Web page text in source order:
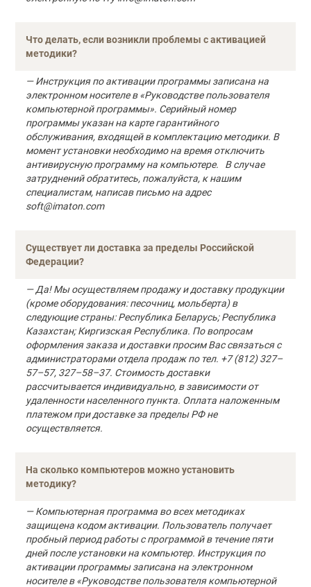
Что делать, если возникли проблемы с активацией
методики?
— Инструкция по активации программы записана на
электронном носителе в «Руководстве пользователя
компьютерной программы». Серийный номер
программы указан на карте гарантийного
обслуживания, входящей в комплектацию методики. В
момент установки необходимо на время отключить
антивирусную программу на компьютере. В случае
затруднений обратитесь, пожалуйста, к нашим
специалистам, написав письмо на адрес
soft@imaton.com
Существует ли доставка за пределы Российской
Федерации?
— Да! Мы осуществляем продажу и доставку продукции
(кроме оборудования: песочниц, мольберта) в
следующие страны: Республика Беларусь; Республика
Казахстан; Киргизская Республика. По вопросам
оформления заказа и доставки просим Вас связаться с
администраторами отдела продаж по тел. +7 (812) 327–
57–57, 327–58–37. Стоимость доставки
рассчитывается индивидуально, в зависимости от
удаленности населенного пункта. Оплата наложенным
платежом при доставке за пределы РФ не
осуществляется.
На сколько компьютеров можно установить
методику?
— Компьютерная программа во всех методиках
защищена кодом активации. Пользователь получает
пробный период работы с программой в течение пяти
дней после установки на компьютер. Инструкция по
активации программы записана на электронном
носителе в «Руководстве пользователя компьютерной